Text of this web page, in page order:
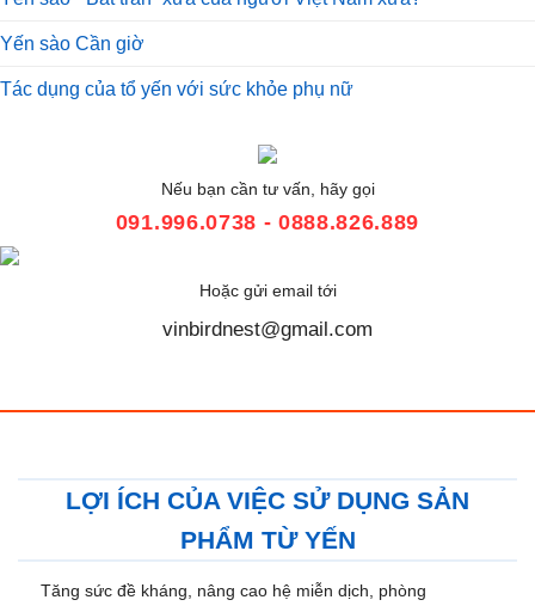
Yến sào Cần giờ
Tác dụng của tổ yến với sức khỏe phụ nữ
Nếu bạn cần tư vấn, hãy gọi
091.996.0738 - 0888.826.889
Hoặc gửi email tới
vinbirdnest@gmail.com
LỢI ÍCH CỦA VIỆC SỬ DỤNG SẢN
PHẨM TỪ YẾN
Tăng sức đề kháng, nâng cao hệ miễn dịch, phòng